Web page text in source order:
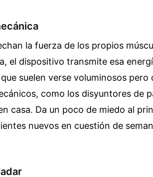
la fuerza de los propios
el dispositivo transmite esa
suelen verse voluminosos pero
como los disyuntores de
casa. Da un poco de miedo al
nuevos en cuestión de